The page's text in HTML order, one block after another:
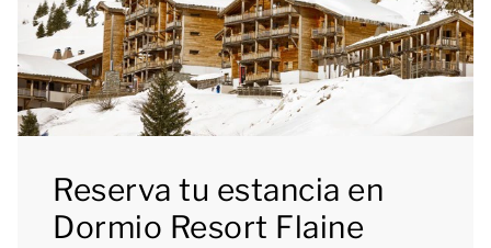
Reserva tu estancia en
Dormio Resort Flaine